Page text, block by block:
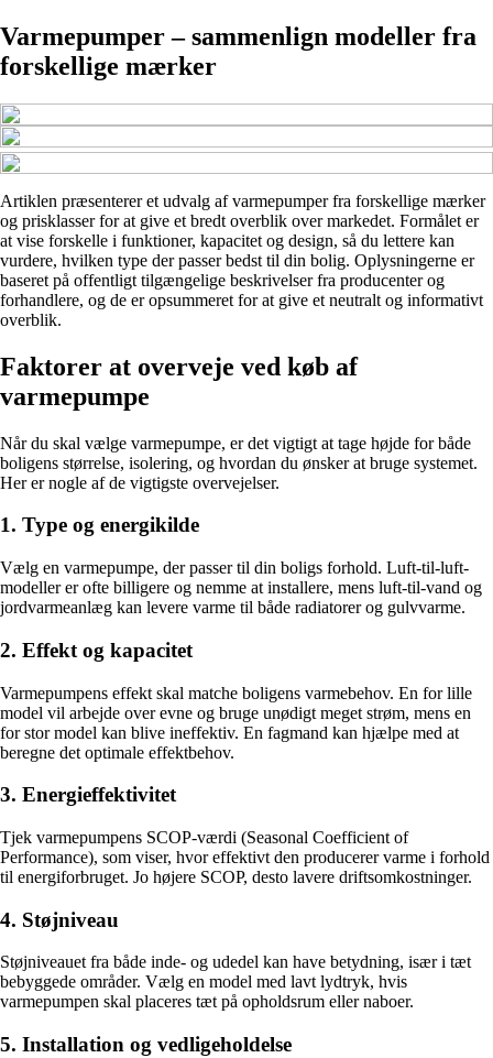
Varmepumper – sammenlign modeller fra
forskellige mærker
Artiklen præsenterer et udvalg af varmepumper fra forskellige mærker
og prisklasser for at give et bredt overblik over markedet. Formålet er
at vise forskelle i funktioner, kapacitet og design, så du lettere kan
vurdere, hvilken type der passer bedst til din bolig. Oplysningerne er
baseret på offentligt tilgængelige beskrivelser fra producenter og
forhandlere, og de er opsummeret for at give et neutralt og informativt
overblik.
Faktorer at overveje ved køb af
varmepumpe
Når du skal vælge varmepumpe, er det vigtigt at tage højde for både
boligens størrelse, isolering, og hvordan du ønsker at bruge systemet.
Her er nogle af de vigtigste overvejelser.
1. Type og energikilde
Vælg en varmepumpe, der passer til din boligs forhold. Luft-til-luft-
modeller er ofte billigere og nemme at installere, mens luft-til-vand og
jordvarmeanlæg kan levere varme til både radiatorer og gulvvarme.
2. Effekt og kapacitet
Varmepumpens effekt skal matche boligens varmebehov. En for lille
model vil arbejde over evne og bruge unødigt meget strøm, mens en
for stor model kan blive ineffektiv. En fagmand kan hjælpe med at
beregne det optimale effektbehov.
3. Energieffektivitet
Tjek varmepumpens SCOP-værdi (Seasonal Coefficient of
Performance), som viser, hvor effektivt den producerer varme i forhold
til energiforbruget. Jo højere SCOP, desto lavere driftsomkostninger.
4. Støjniveau
Støjniveauet fra både inde- og udedel kan have betydning, især i tæt
bebyggede områder. Vælg en model med lavt lydtryk, hvis
varmepumpen skal placeres tæt på opholdsrum eller naboer.
5. Installation og vedligeholdelse